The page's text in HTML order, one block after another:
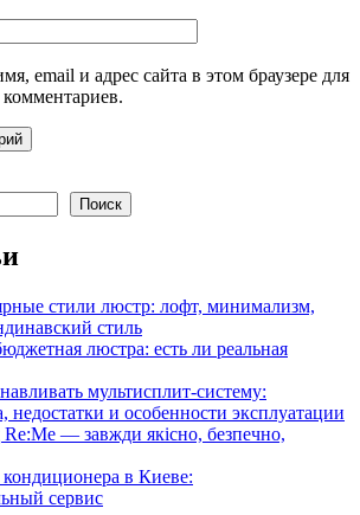
email и адрес сайта в этом браузере для
Поиск
стили люстр: лофт, минимализм,
стиль
люстра: есть ли реальная
мультисплит-систему:
недостатки и особенности эксплуатации
Re:Me — завжди якісно, безпечно,
в Киеве:
сервис